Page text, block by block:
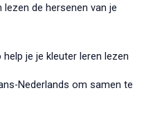
de hersenen van je
je je kleuter leren lezen
Nederlands om samen te